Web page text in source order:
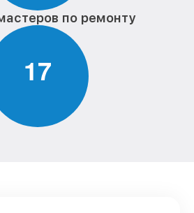
по ремонту
17